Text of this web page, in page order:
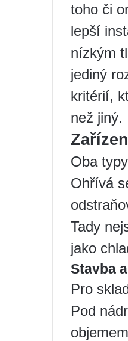
toho či
lepší
nízkým
jediný
kritérií,
než jiný.
Oba
Ohřívá
Tady
jako
Stavba
Pro
Pod